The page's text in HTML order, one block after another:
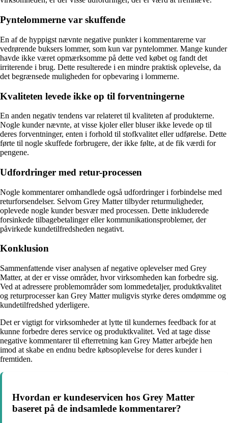
Pyntelommerne var skuffende
En af de hyppigst nævnte negative punkter i kommentarerne var
vedrørende buksers lommer, som kun var pyntelommer. Mange kunder
havde ikke været opmærksomme på dette ved købet og fandt det
irriterende i brug. Dette resulterede i en mindre praktisk oplevelse, da
det begrænsede muligheden for opbevaring i lommerne.
Kvaliteten levede ikke op til forventningerne
En anden negativ tendens var relateret til kvaliteten af produkterne.
Nogle kunder nævnte, at visse kjoler eller bluser ikke levede op til
deres forventninger, enten i forhold til stofkvalitet eller udførelse. Dette
førte til nogle skuffede forbrugere, der ikke følte, at de fik værdi for
pengene.
Udfordringer med retur-processen
Nogle kommentarer omhandlede også udfordringer i forbindelse med
returforsendelser. Selvom Grey Matter tilbyder returmuligheder,
oplevede nogle kunder besvær med processen. Dette inkluderede
forsinkede tilbagebetalinger eller kommunikationsproblemer, der
påvirkede kundetilfredsheden negativt.
Konklusion
Sammenfattende viser analysen af negative oplevelser med Grey
Matter, at der er visse områder, hvor virksomheden kan forbedre sig.
Ved at adressere problemområder som lommedetaljer, produktkvalitet
og returprocesser kan Grey Matter muligvis styrke deres omdømme og
kundetilfredshed yderligere.
Det er vigtigt for virksomheder at lytte til kundernes feedback for at
kunne forbedre deres service og produktkvalitet. Ved at tage disse
negative kommentarer til efterretning kan Grey Matter arbejde hen
imod at skabe en endnu bedre købsoplevelse for deres kunder i
fremtiden.
Hvordan er kundeservicen hos Grey Matter
baseret på de indsamlede kommentarer?